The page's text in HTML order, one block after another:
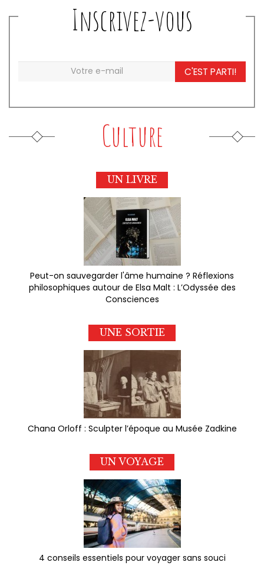
Inscrivez-vous
C'EST PARTI!
Culture
UN LIVRE
Peut-on sauvegarder l'âme humaine ? Réflexions
philosophiques autour de Elsa Malt : L’Odyssée des
Consciences
UNE SORTIE
Chana Orloff : Sculpter l’époque au Musée Zadkine
UN VOYAGE
4 conseils essentiels pour voyager sans souci